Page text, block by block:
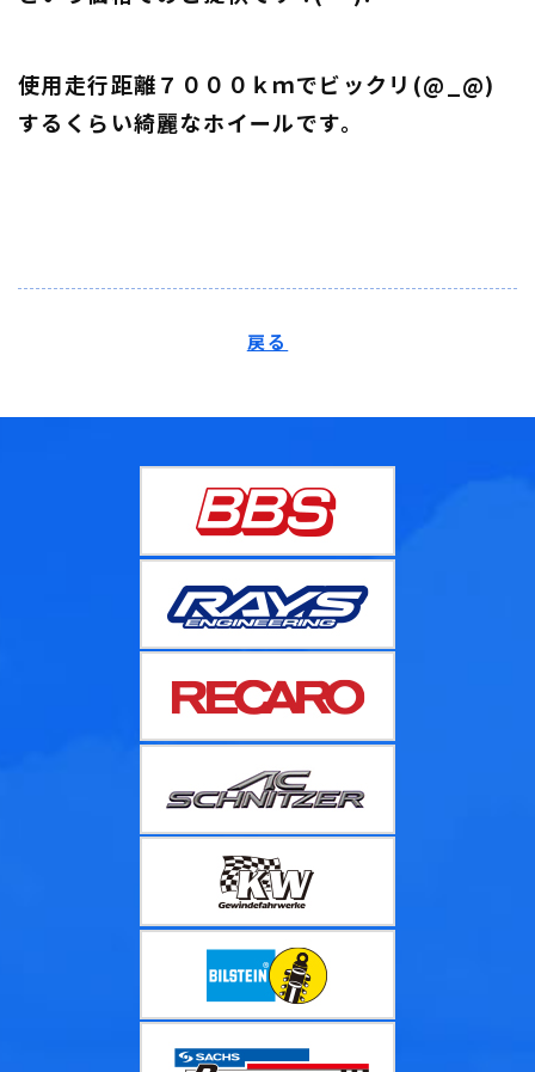
使用走行距離７０００ｋｍでビックリ(@_@)
するくらい綺麗なホイールです。
戻る